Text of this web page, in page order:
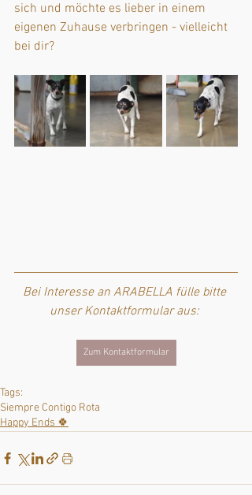
sich und möchte es lieber in einem
eigenen Zuhause verbringen - vielleicht
bei dir?
Bei Interesse an ARABELLA fülle bitte
unser Kontaktformular aus:
Zum Kontaktformular
Tags:
Siempre Contigo Rota
Happy Ends 🍀